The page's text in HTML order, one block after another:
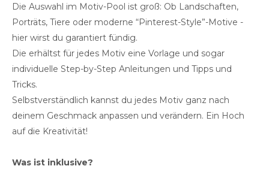
Die Auswahl im Motiv-Pool ist groß: Ob Landschaften,
Porträts, Tiere oder moderne “Pinterest-Style”-Motive -
hier wirst du garantiert fündig.
Die erhältst für jedes Motiv eine Vorlage und sogar
individuelle Step-by-Step Anleitungen und Tipps und
Tricks.
Selbstverständlich kannst du jedes Motiv ganz nach
deinem Geschmack anpassen und verändern. Ein Hoch
auf die Kreativität!
Was ist inklusive?